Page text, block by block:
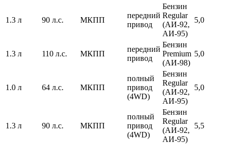
1.3 л 90 л.с. МКПП
передний
привод
Бензин
Regular
(АИ-92,
АИ-95)
5,0
1.3 л 110 л.с. МКПП
передний
привод
Бензин
Premium
(АИ-98)
5,0
1.0 л 64 л.с. МКПП
полный
привод
(4WD)
Бензин
Regular
(АИ-92,
АИ-95)
5,0
1.3 л 90 л.с. МКПП
полный
привод
(4WD)
Бензин
Regular
(АИ-92,
АИ-95)
5,5